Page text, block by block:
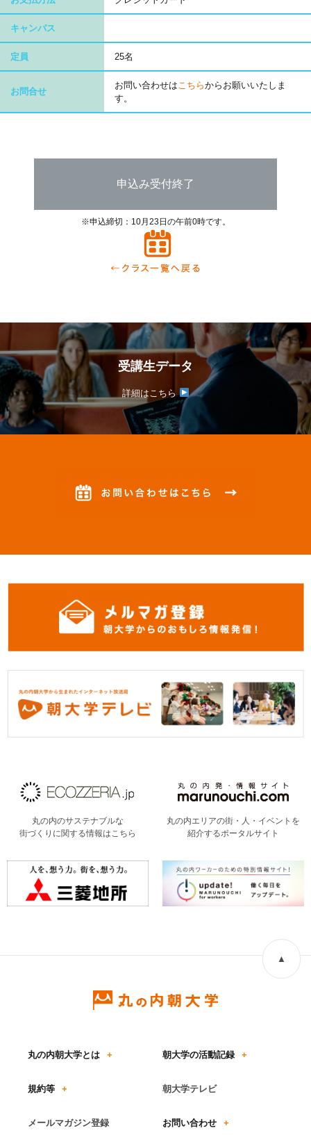
キャンパス
定員 25名
お問合せ
お問い合わせはこちらからお願いいたしま
す。
申込み受付終了
※申込締切：10月23日の午前0時です。
受講生データ
詳細はこちら
丸の内のサステナブルな
街づくりに関する情報はこちら
丸の内エリアの街・人・イベントを
紹介するポータルサイト
▲
丸の内朝大学とは + 朝大学の活動記録 +
規約等 + 朝大学テレビ
メールマガジン登録 お問い合わせ +